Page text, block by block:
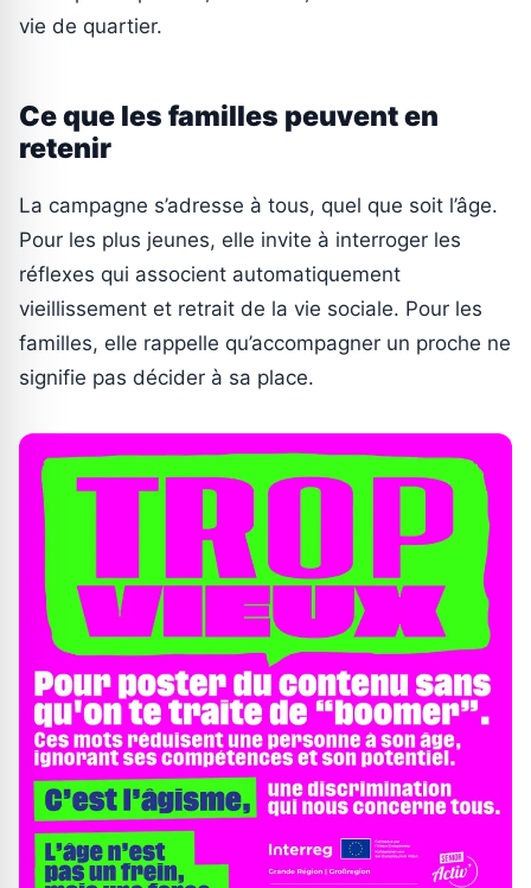
vie de quartier.
Ce que les familles peuvent en
retenir
La campagne s’adresse à tous, quel que soit l’âge.
Pour les plus jeunes, elle invite à interroger les
réflexes qui associent automatiquement
vieillissement et retrait de la vie sociale. Pour les
familles, elle rappelle qu’accompagner un proche ne
signifie pas décider à sa place.